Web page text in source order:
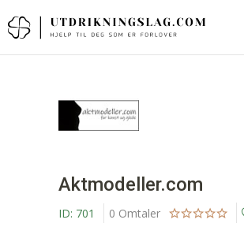
Aktmodeller.com
ID: 701 0 Omtaler